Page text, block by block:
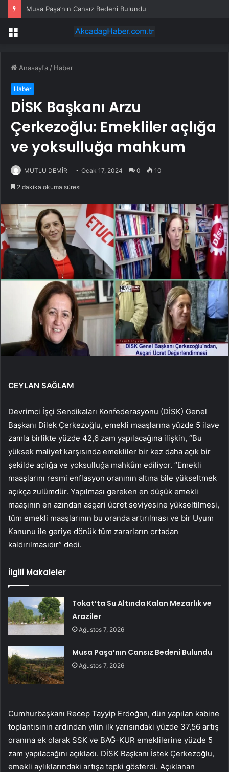
Musa Paşa’nın Cansız Bedeni Bulundu
Menü
Anasayfa / Haber
Haber
DİSK Başkanı Arzu
Çerkezoğlu: Emekliler açlığa
ve yoksulluğa mahkum
MUTLU DEMİR Ocak 17, 2024 0 10
2 dakika okuma süresi
CEYLAN SAĞLAM
Devrimci İşçi Sendikaları Konfederasyonu (DİSK) Genel
Başkanı Dilek Çerkezoğlu, emekli maaşlarına yüzde 5 ilave
zamla birlikte yüzde 42,6 zam yapılacağına ilişkin, “Bu
yüksek maliyet karşısında emekliler bir kez daha açık bir
şekilde açlığa ve yoksulluğa mahkûm ediliyor. “Emekli
maaşlarını resmi enflasyon oranının altına bile yükseltmek
açıkça zulümdür. Yapılması gereken en düşük emekli
maaşının en azından asgari ücret seviyesine yükseltilmesi,
tüm emekli maaşlarının bu oranda artırılması ve bir Uyum
Kanunu ile geriye dönük tüm zararların ortadan
kaldırılmasıdır” dedi.
İlgili Makaleler
Tokat’ta Su Altında Kalan Mezarlık ve
Araziler
Ağustos 7, 2026
Musa Paşa’nın Cansız Bedeni Bulundu
Ağustos 7, 2026
Cumhurbaşkanı Recep Tayyip Erdoğan, dün yapılan kabine
toplantısının ardından yılın ilk yarısındaki yüzde 37,56 artış
oranına ek olarak SSK ve BAĞ-KUR emeklilerine yüzde 5
zam yapılacağını açıkladı. DİSK Başkanı İstek Çerkezoğlu,
emekli aylıklarındaki artışa tepki gösterdi. Açıklanan